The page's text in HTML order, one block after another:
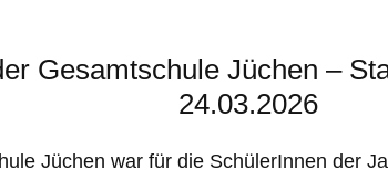
Gesamtschule Jüchen –
24.03.2026
Jüchen war für die SchülerInnen der